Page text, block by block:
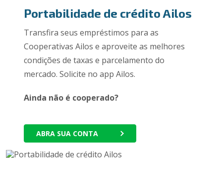
Portabilidade de crédito Ailos
Transfira seus empréstimos para as
Cooperativas Ailos e aproveite as melhores
condições de taxas e parcelamento do
mercado. Solicite no app Ailos.
Ainda não é cooperado?
ABRA SUA CONTA